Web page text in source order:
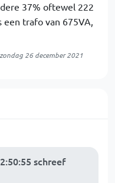
37% oftewel 222
een trafo van 675VA,
zondag 26 december 2021
schreef